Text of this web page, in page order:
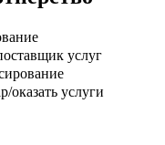
услуг
оказать услуги